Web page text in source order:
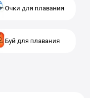
Очки для плавания
Буй для плавания